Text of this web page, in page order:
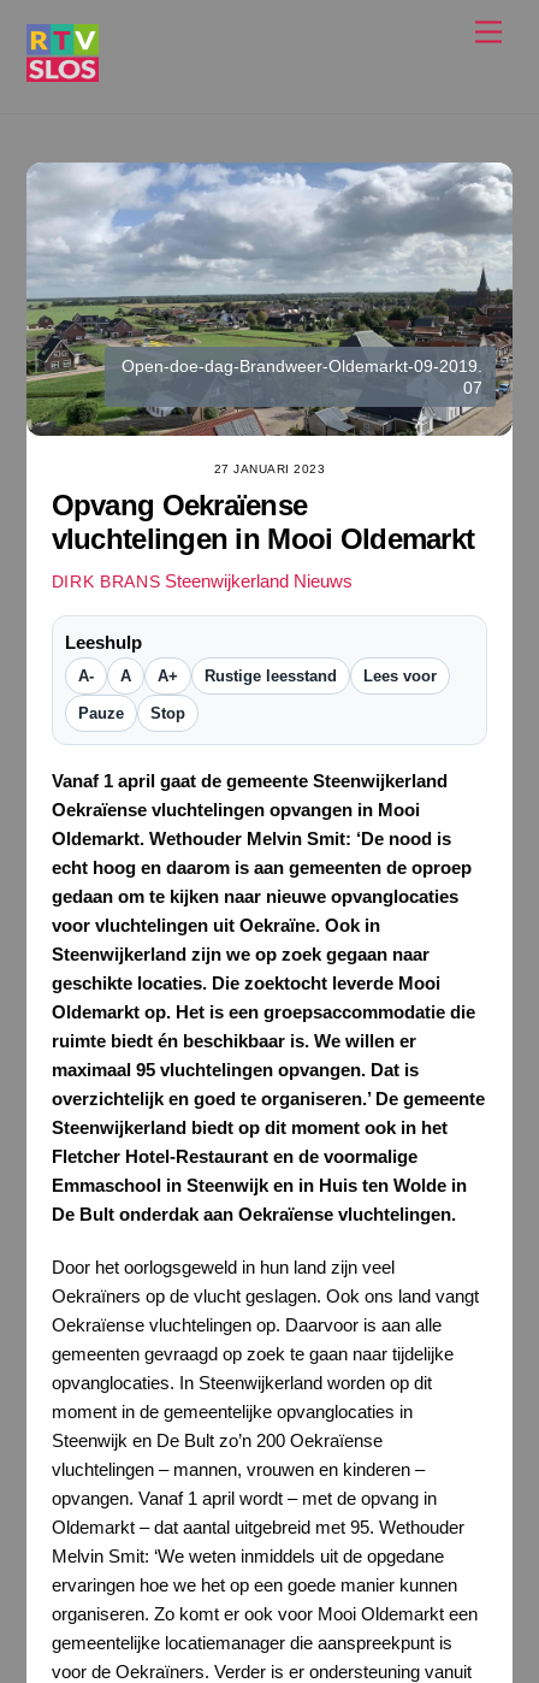
Open-doe-dag-Brandweer-Oldemarkt-09-2019.
07
27 JANUARI 2023
Opvang Oekraïense
vluchtelingen in Mooi Oldemarkt
DIRK BRANS Steenwijkerland Nieuws
Leeshulp
A- A A+ Rustige leesstand Lees voor
Pauze Stop
Vanaf 1 april gaat de gemeente Steenwijkerland
Oekraïense vluchtelingen opvangen in Mooi
Oldemarkt. Wethouder Melvin Smit: ‘De nood is
echt hoog en daarom is aan gemeenten de oproep
gedaan om te kijken naar nieuwe opvanglocaties
voor vluchtelingen uit Oekraïne. Ook in
Steenwijkerland zijn we op zoek gegaan naar
geschikte locaties. Die zoektocht leverde Mooi
Oldemarkt op. Het is een groepsaccommodatie die
ruimte biedt én beschikbaar is. We willen er
maximaal 95 vluchtelingen opvangen. Dat is
overzichtelijk en goed te organiseren.’ De gemeente
Steenwijkerland biedt op dit moment ook in het
Fletcher Hotel-Restaurant en de voormalige
Emmaschool in Steenwijk en in Huis ten Wolde in
De Bult onderdak aan Oekraïense vluchtelingen.
Door het oorlogsgeweld in hun land zijn veel
Oekraïners op de vlucht geslagen. Ook ons land vangt
Oekraïense vluchtelingen op. Daarvoor is aan alle
gemeenten gevraagd op zoek te gaan naar tijdelijke
opvanglocaties. In Steenwijkerland worden op dit
moment in de gemeentelijke opvanglocaties in
Steenwijk en De Bult zo’n 200 Oekraïense
vluchtelingen – mannen, vrouwen en kinderen –
opvangen. Vanaf 1 april wordt – met de opvang in
Oldemarkt – dat aantal uitgebreid met 95. Wethouder
Melvin Smit: ‘We weten inmiddels uit de opgedane
ervaringen hoe we het op een goede manier kunnen
organiseren. Zo komt er ook voor Mooi Oldemarkt een
gemeentelijke locatiemanager die aanspreekpunt is
voor de Oekraïners. Verder is er ondersteuning vanuit